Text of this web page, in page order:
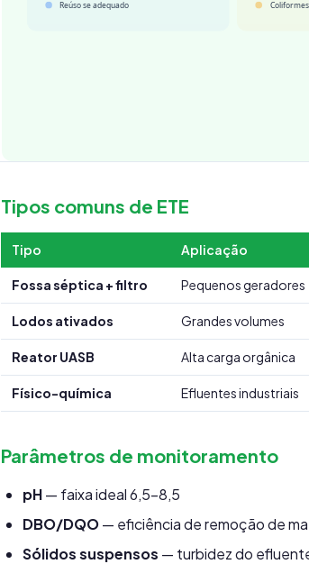
Tipos comuns de ETE
Tipo Aplicação
Fossa séptica + filtro Pequenos geradores
Lodos ativados Grandes volumes
Reator UASB Alta carga orgânica
Físico-química Efluentes industriais
Parâmetros de monitoramento
pH— faixa ideal 6,5-8,5
DBO/DQO— eficiência de remoção de
Sólidos suspensos — turbidez do